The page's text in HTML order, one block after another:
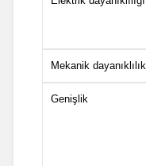
Mekanik dayanıklılık
Genişlik